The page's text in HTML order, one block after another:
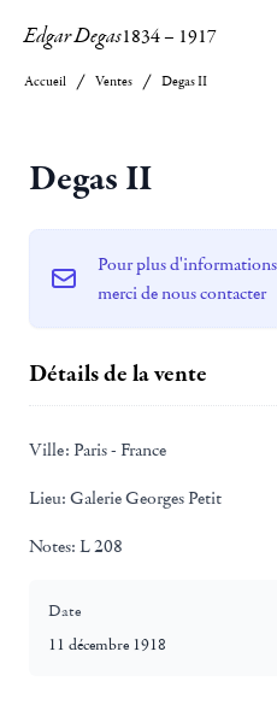
Edgar Degas1834– 1917
Accueil Ventes Degas II
Degas II
Pour plus
merci de nous contacter
Détails de la vente
Ville: Paris - France
Lieu: Galerie Georges Petit
Notes: L 208
Date
11 décembre 1918